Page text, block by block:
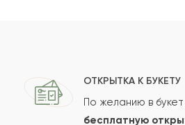
ОТКРЫТКА К БУКЕТУ
По желанию в
бесплатную